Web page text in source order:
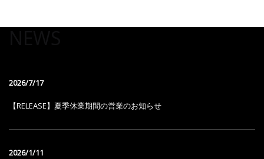
2026/7/17
【RELEASE】夏季休業期間の営業のお知らせ
2026/1/11